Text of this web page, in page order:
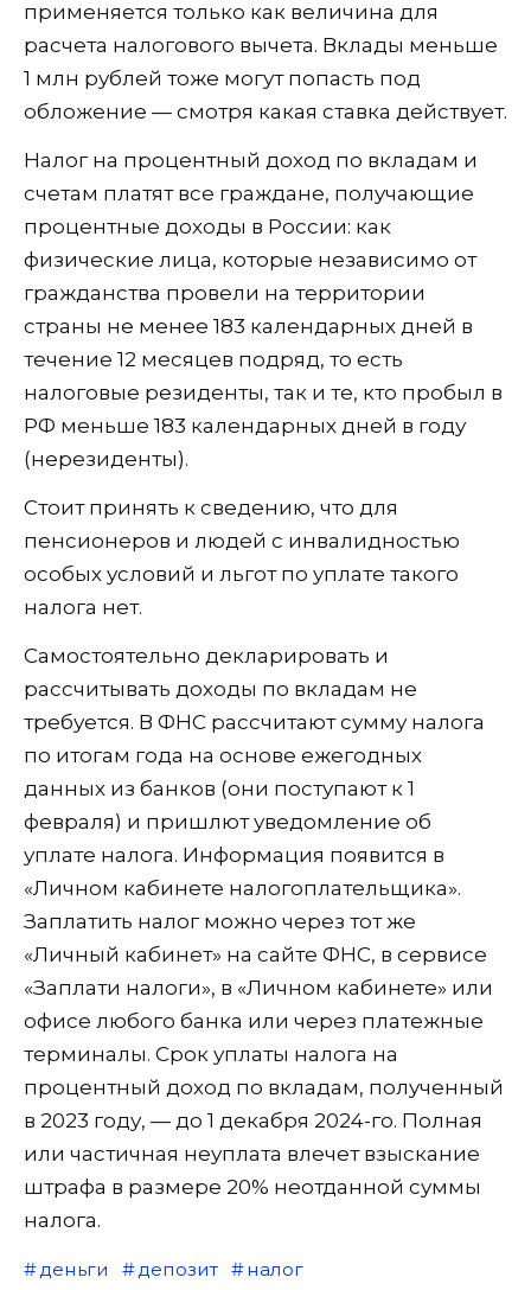
применяется только как величина для
расчета налогового вычета. Вклады меньше
1 млн рублей тоже могут попасть под
обложение — смотря какая ставка действует.
Налог на процентный доход по вкладам и
счетам платят все граждане, получающие
процентные доходы в России: как
физические лица, которые независимо от
гражданства провели на территории
страны не менее 183 календарных дней в
течение 12 месяцев подряд, то есть
налоговые резиденты, так и те, кто пробыл в
РФ меньше 183 календарных дней в году
(нерезиденты).
Стоит принять к сведению, что для
пенсионеров и людей с инвалидностью
особых условий и льгот по уплате такого
налога нет.
Самостоятельно декларировать и
рассчитывать доходы по вкладам не
требуется. В ФНС рассчитают сумму налога
по итогам года на основе ежегодных
данных из банков (они поступают к 1
февраля) и пришлют уведомление об
уплате налога. Информация появится в
«Личном кабинете налогоплательщика».
Заплатить налог можно через тот же
«Личный кабинет» на сайте ФНС, в сервисе
«Заплати налоги», в «Личном кабинете» или
офисе любого банка или через платежные
терминалы. Срок уплаты налога на
процентный доход по вкладам, полученный
в 2023 году, — до 1 декабря 2024-го. Полная
или частичная неуплата влечет взыскание
штрафа в размере 20% неотданной суммы
налога.
деньги депозит налог